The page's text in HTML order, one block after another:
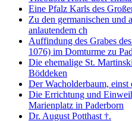
Eine Pfalz Karls des
Zu den germanischen und
anlautendem ch
Auffindung des Grabes
1076) im Domturme zu
Die ehemalige St.
Böddeken
Der Wacholderbaum, einst
Die Errichtung und
Marienplatz in Paderborn
Dr. August Potthast †.